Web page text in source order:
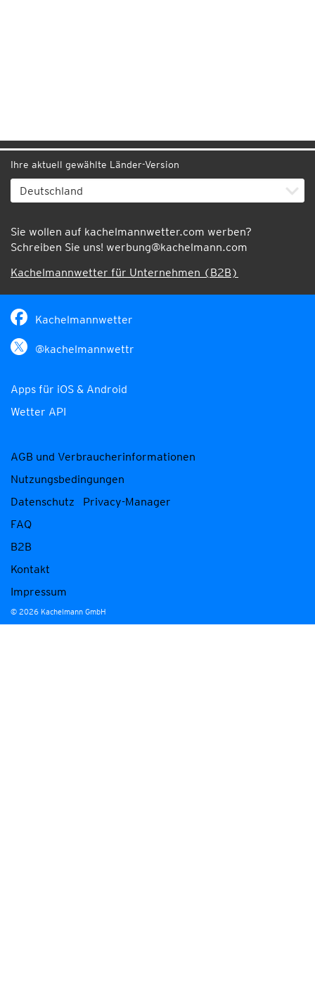
Ihre aktuell gewählte Länder-Version
Sie wollen auf kachelmannwetter.com werben?
Schreiben Sie uns! werbung@kachelmann.com
Kachelmannwetter für Unternehmen (B2B)
Kachelmannwetter
@kachelmannwettr
Apps für iOS & Android
Wetter API
AGB und Verbraucherinformationen
Nutzungsbedingungen
Datenschutz
Privacy-Manager
FAQ
B2B
Kontakt
Impressum
© 2026 Kachelmann GmbH